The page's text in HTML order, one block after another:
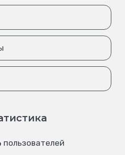
пользователей